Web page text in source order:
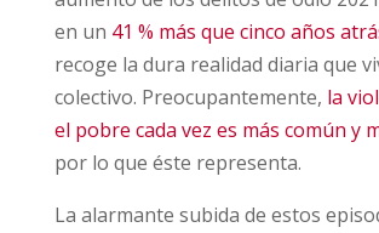
en un 41 % más que cinco años
recoge la dura realidad diaria que
colectivo. Preocupantemente, la
el pobre cada vez es más común y
por lo que éste representa.
La alarmante subida de estos